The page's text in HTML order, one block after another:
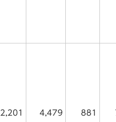
2,201 4,479 881